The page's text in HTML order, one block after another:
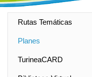
Rutas Temáticas
Planes
TurineaCARD